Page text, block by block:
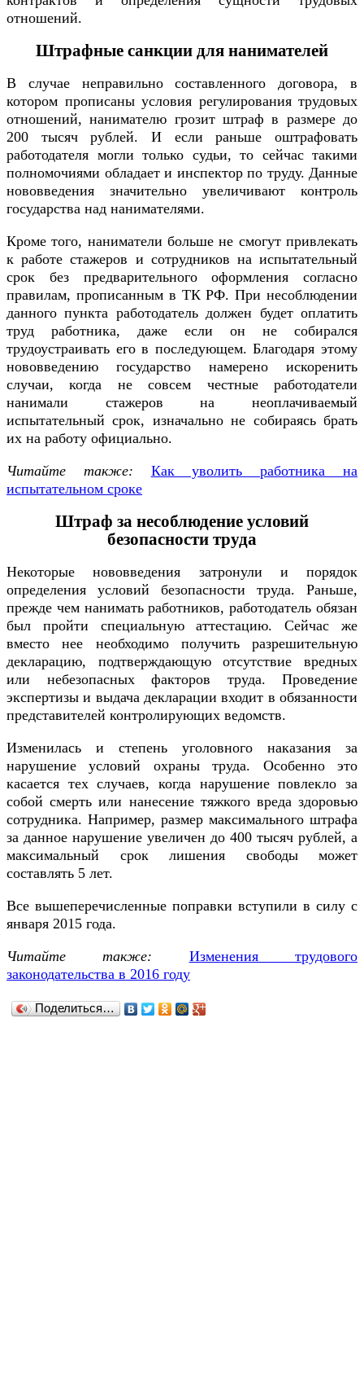
отношений.
Штрафные санкции для нанимателей
В случае неправильно составленного договора, в
котором прописаны условия регулирования трудовых
отношений, нанимателю грозит штраф в размере до
200 тысяч рублей. И если раньше оштрафовать
работодателя могли только судьи, то сейчас такими
полномочиями обладает и инспектор по труду. Данные
нововведения значительно увеличивают контроль
государства над нанимателями.
Кроме того, наниматели больше не смогут привлекать
к работе стажеров и сотрудников на испытательный
срок без предварительного оформления согласно
правилам, прописанным в ТК РФ. При несоблюдении
данного пункта работодатель должен будет оплатить
труд работника, даже если он не собирался
трудоустраивать его в последующем. Благодаря этому
нововведению государство намерено искоренить
случаи, когда не совсем честные работодатели
нанимали стажеров на неоплачиваемый
испытательный срок, изначально не собираясь брать
их на работу официально.
Читайте также:
Как уволить работника на
испытательном сроке
Штраф за несоблюдение условий
безопасности труда
Некоторые нововведения затронули и порядок
определения условий безопасности труда. Раньше,
прежде чем нанимать работников, работодатель обязан
был пройти специальную аттестацию. Сейчас же
вместо нее необходимо получить разрешительную
декларацию, подтверждающую отсутствие вредных
или небезопасных факторов труда. Проведение
экспертизы и выдача декларации входит в обязанности
представителей контролирующих ведомств.
Изменилась и степень уголовного наказания за
нарушение условий охраны труда. Особенно это
касается тех случаев, когда нарушение повлекло за
собой смерть или нанесение тяжкого вреда здоровью
сотрудника. Например, размер максимального штрафа
за данное нарушение увеличен до 400 тысяч рублей, а
максимальный срок лишения свободы может
составлять 5 лет.
Все вышеперечисленные поправки вступили в силу с
января 2015 года.
Читайте также: Изменения трудового
законодательства в 2016 году
Поделиться…